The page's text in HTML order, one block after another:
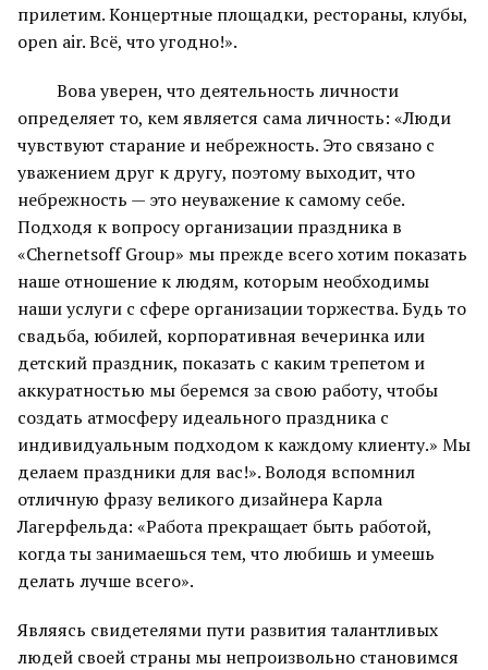
прилетим. Концертные площадки, рестораны, клубы,
open air. Всё, что угодно!».
Вова уверен, что деятельность личности
определяет то, кем является сама личность: «Люди
чувствуют старание и небрежность. Это связано с
уважением друг к другу, поэтому выходит, что
небрежность — это неуважение к самому себе.
Подходя к вопросу организации праздника в
«Chernetsoff Group» мы прежде всего хотим показать
наше отношение к людям, которым необходимы
наши услуги с сфере организации торжества. Будь то
свадьба, юбилей, корпоративная вечеринка или
детский праздник, показать с каким трепетом и
аккуратностью мы беремся за свою работу, чтобы
создать атмосферу идеального праздника с
индивидуальным подходом к каждому клиенту.» Мы
делаем праздники для вас!». Володя вспомнил
отличную фразу великого дизайнера Карла
Лагерфельда: «Работа прекращает быть работой,
когда ты занимаешься тем, что любишь и умеешь
делать лучше всего».
Являясь свидетелями пути развития талантливых
людей своей страны мы непроизвольно становимся